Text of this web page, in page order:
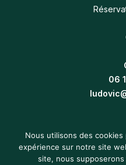
06
Conditions générales de
Nous utilisons des
expérience sur notre site
site, nous